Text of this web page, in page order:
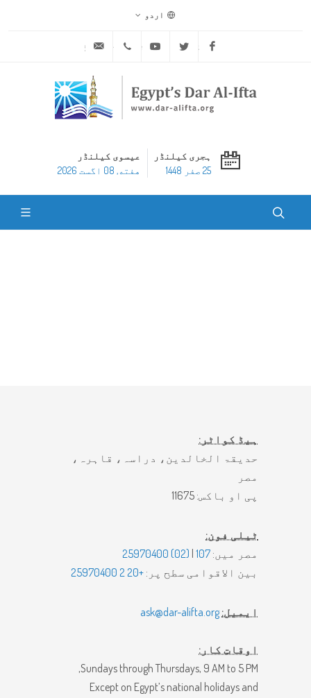
اردو
Facebook
Twitter
Youtube
ہجری کیلنڈر
25 صفر 1448
عیسوی کیلنڈر
هفته, 08 اگست 2026
ہیڈ کواٹر:
حدیقۃ الخالدین، دراسہ، قاہرہ،
مصر
پی او باکس: 11675
ٹیلی فون:
مصر میں: 107
(02) 25970400
بین الاقوامی سطح پر: +20 2 25970400
ایمیل: ask@dar-alifta.org
اوقاتِ کار:
Sundays through Thursdays, 9 AM to 5 PM,
Except on Egypt’s national holidays and